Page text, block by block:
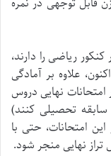
قابل توجهی در نمره
ریاضی را دارند،
علاوه بر آمادگی
امتحانات نهایی دروس
تحصیلی کنند)
امتحانات، حتی با
نهایی منجر شود.